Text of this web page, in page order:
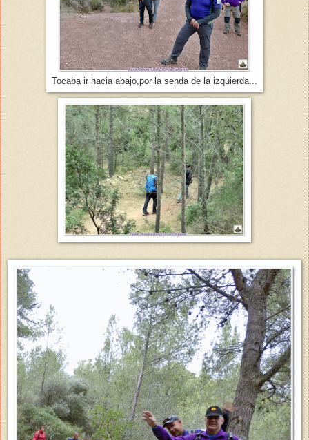
Tocaba ir hacia abajo,por la senda de la izquierda...